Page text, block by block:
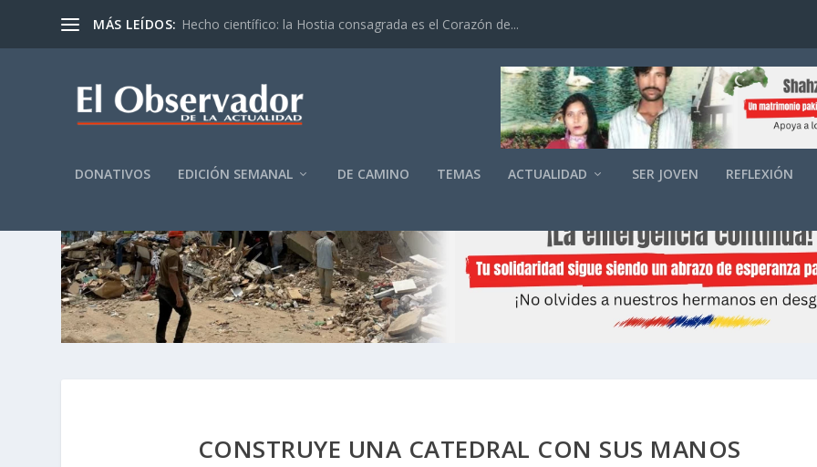
MÁS LEÍDOS: Hecho científico: la Hostia consagrada es el Corazón de...
DONATIVOS EDICIÓN SEMANAL DE CAMINO TEMAS ACTUALIDAD SER JOVEN REFLEXIÓN
CONSTRUYE UNA CATEDRAL CON SUS MANOS